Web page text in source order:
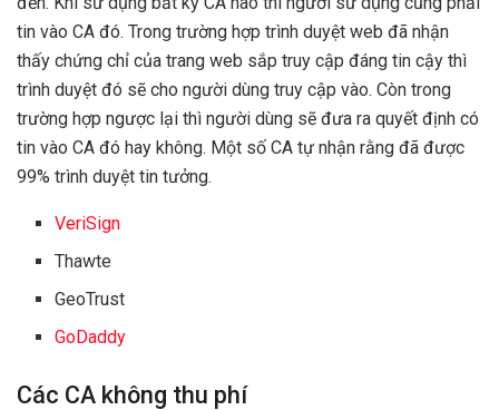
tin vào CA đó. Trong trường hợp trình duyệt web đã nhận
thấy chứng chỉ của trang web sắp truy cập đáng tin cậy thì
trình duyệt đó sẽ cho người dùng truy cập vào. Còn trong
trường hợp ngược lại thì người dùng sẽ đưa ra quyết định có
tin vào CA đó hay không. Một số CA tự nhận rằng đã được
99% trình duyệt tin tưởng.
VeriSign
Thawte
GeoTrust
GoDaddy
Các CA không thu phí